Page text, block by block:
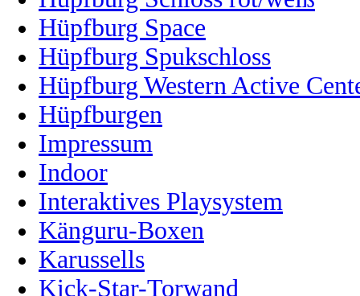
Hüpfburg Space
Hüpfburg Spukschloss
Hüpfburg Western Active
Hüpfburgen
Impressum
Indoor
Interaktives Playsystem
Känguru-Boxen
Karussells
Kick-Star-Torwand